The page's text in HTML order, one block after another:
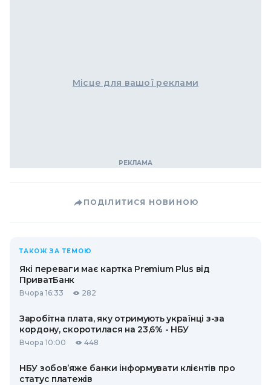
Місце для вашої реклами
ПОДІЛИТИСЯ НОВИНОЮ
ТАКОЖ ЗА ТЕМОЮ
Які переваги має картка Premium Plus від
ПриватБанк
Вчора 16:33 282
Заробітна плата, яку отримують українці з-за
кордону, скоротилася на 23,6% - НБУ
Вчора 10:00 448
НБУ зобов’яже банки інформувати клієнтів про
статус платежів